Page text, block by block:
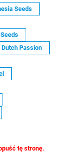
Seeds
Dutch Passion
tę stronę.